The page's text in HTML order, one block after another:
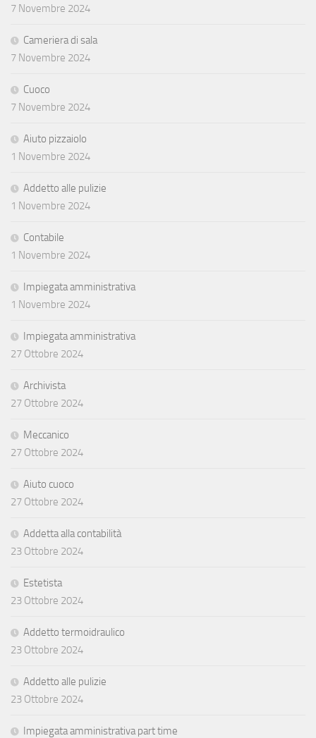
7 Novembre 2024
Cameriera di sala
7 Novembre 2024
Cuoco
7 Novembre 2024
Aiuto pizzaiolo
1 Novembre 2024
Addetto alle pulizie
1 Novembre 2024
Contabile
1 Novembre 2024
Impiegata amministrativa
1 Novembre 2024
Impiegata amministrativa
27 Ottobre 2024
Archivista
27 Ottobre 2024
Meccanico
27 Ottobre 2024
Aiuto cuoco
27 Ottobre 2024
Addetta alla contabilità
23 Ottobre 2024
Estetista
23 Ottobre 2024
Addetto termoidraulico
23 Ottobre 2024
Addetto alle pulizie
23 Ottobre 2024
Impiegata amministrativa part time